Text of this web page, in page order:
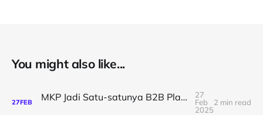
You might also like...
27FEB MKP Jadi Satu-satunya B2B Platform Terpercaya ASITA untuk Digitalisasi Pariwisata Bali
27
Feb
2025
2 min read